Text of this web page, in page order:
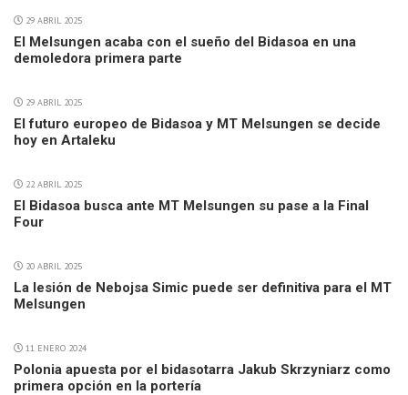
29 ABRIL 2025
El Melsungen acaba con el sueño del Bidasoa en una
demoledora primera parte
29 ABRIL 2025
El futuro europeo de Bidasoa y MT Melsungen se decide
hoy en Artaleku
22 ABRIL 2025
El Bidasoa busca ante MT Melsungen su pase a la Final
Four
20 ABRIL 2025
La lesión de Nebojsa Simic puede ser definitiva para el MT
Melsungen
11 ENERO 2024
Polonia apuesta por el bidasotarra Jakub Skrzyniarz como
primera opción en la portería